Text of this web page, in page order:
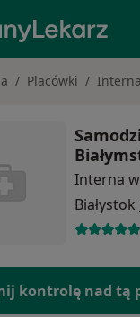
Placówki Interna
Interna
Białystok
kontrolę nad tą